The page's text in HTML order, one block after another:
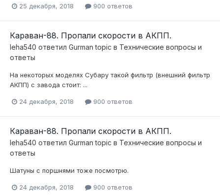
25 декабря, 2018 900 ответов
Караван-88. Пропали скорости в АКПП.
leha540 ответил Gurman topic в Технические вопросы и
ответы
На некоторых моделях Субару такой фильтр (внешний фильтр
АКПП) с завода стоит: ...
24 декабря, 2018 900 ответов
Караван-88. Пропали скорости в АКПП.
leha540 ответил Gurman topic в Технические вопросы и
ответы
Шатуны с поршнями тоже посмотрю.
24 декабря, 2018 900 ответов